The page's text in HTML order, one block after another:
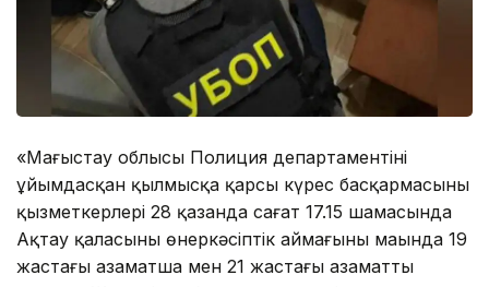
«Маңғыстау облысы Полиция департаментінің
ұйымдасқан қылмысқа қарсы күрес басқармасының
қызметкерлері 28 қазанда сағат 17.15 шамасында
Ақтау қаласының өнеркәсіптік аймағының маңында 19
жастағы азаматша мен 21 жастағы азаматты